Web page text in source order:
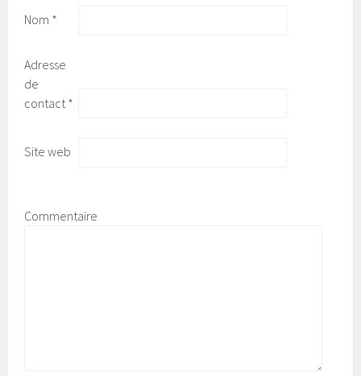
Nom *
Adresse
de
contact *
Site web
Commentaire